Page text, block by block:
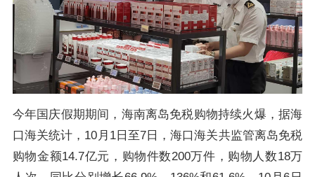
今年国庆假期期间，海南离岛免税购物持续火爆，据海
口海关统计，10月1日至7日，海口海关共监管离岛免税
购物金额14.7亿元，购物件数200万件，购物人数18万